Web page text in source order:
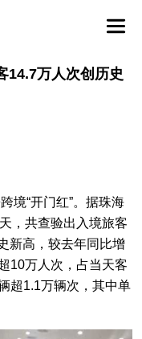
14.7万人次创历史
境“开门红”。据珠海
，共查验出入境旅客
新高，较去年同比增
10万人次，占当天客
超1.1万辆次，其中单